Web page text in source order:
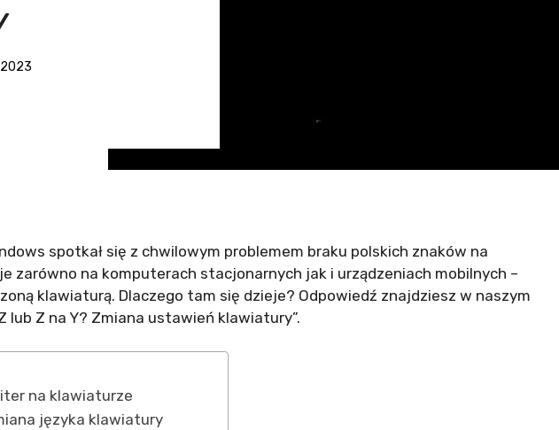
spotkał się z chwilowym problemem braku polskich znaków na
zarówno na komputerach stacjonarnych jak i urządzeniach mobilnych –
klawiaturą. Dlaczego tam się dzieje? Odpowiedź znajdziesz w naszym
lub Z na Y? Zmiana ustawień klawiatury”.
na klawiaturze
języka klawiatury